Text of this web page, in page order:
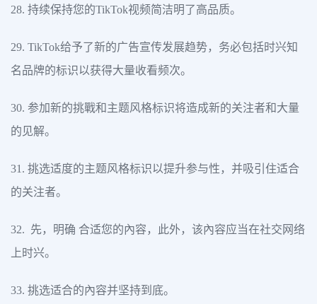
28. 持续保持您的TikTok视频简洁明了高品质。
29. TikTok给予了新的广告宣传发展趋势，务必包括时兴知
名品牌的标识以获得大量收看频次。
30. 参加新的挑戰和主题风格标识将造成新的关注者和大量
的见解。
31. 挑选适度的主题风格标识以提升参与性，并吸引住适合
的关注者。
32. 先，明确 合适您的內容，此外，该內容应当在社交网络
上时兴。
33. 挑选适合的內容并坚持到底。